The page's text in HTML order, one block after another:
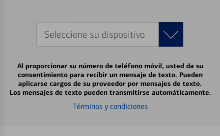
Seleccione su dispositivo
Al proporcionar su número de teléfono móvil, usted da su
consentimiento para recibir un mensaje de texto. Pueden
aplicarse cargos de su proveedor por mensajes de texto.
Los mensajes de texto pueden transmitirse automáticamente.
Términos y condiciones